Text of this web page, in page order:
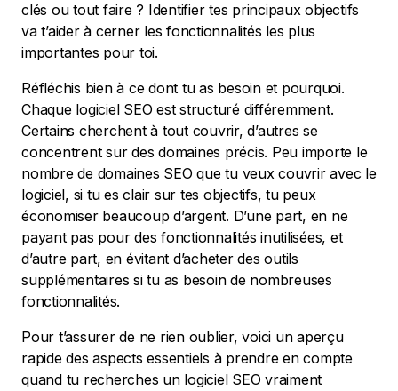
clés ou tout faire ? Identifier tes principaux objectifs
va t’aider à cerner les fonctionnalités les plus
importantes pour toi.
Réfléchis bien à ce dont tu as besoin et pourquoi.
Chaque logiciel SEO est structuré différemment.
Certains cherchent à tout couvrir, d’autres se
concentrent sur des domaines précis. Peu importe le
nombre de domaines SEO que tu veux couvrir avec le
logiciel, si tu es clair sur tes objectifs, tu peux
économiser beaucoup d’argent. D’une part, en ne
payant pas pour des fonctionnalités inutilisées, et
d’autre part, en évitant d’acheter des outils
supplémentaires si tu as besoin de nombreuses
fonctionnalités.
Pour t’assurer de ne rien oublier, voici un aperçu
rapide des aspects essentiels à prendre en compte
quand tu recherches un logiciel SEO vraiment